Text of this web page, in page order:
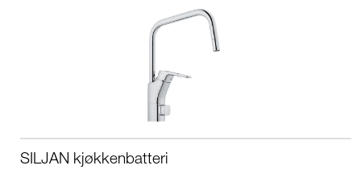
SILJAN kjøkkenbatteri